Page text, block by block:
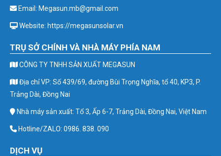
Email: Megasun.mb@gmail.com
Website: https://megasunsolar.vn
TRỤ SỞ CHÍNH VÀ NHÀ MÁY PHÍA NAM
CÔNG TY TNHH SẢN XUẤT MEGASUN
Địa chỉ VP: Số 439/69, đường Bùi Trọng Nghĩa, tổ 40, KP3, P.
Trảng Dài, Đồng Nai
Nhà máy sản xuất: Tổ 3, Ấp 6-7, Trảng Dài, Đồng Nai, Việt Nam
Hotline/ZALO: 0986. 838. 090
DỊCH VỤ